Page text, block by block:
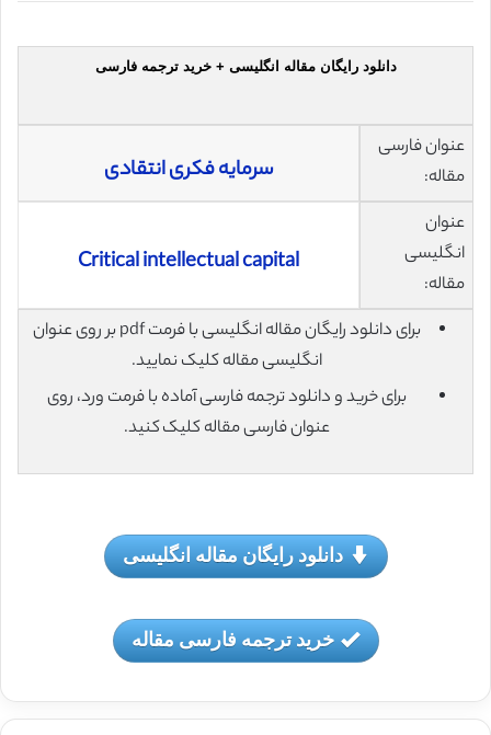
دانلود رایگان مقاله انگلیسی + خرید ترجمه فارسی
عنوان فارسی
مقاله:
سرمایه فکری انتقادی
عنوان
انگلیسی
مقاله:
Critical intellectual capital
برای دانلود رایگان مقاله انگلیسی با فرمت pdf بر روی عنوان
انگلیسی مقاله کلیک نمایید.
برای خرید و دانلود ترجمه فارسی آماده با فرمت ورد، روی
عنوان فارسی مقاله کلیک کنید.
دانلود رایگان مقاله انگلیسی
خرید ترجمه فارسی مقاله